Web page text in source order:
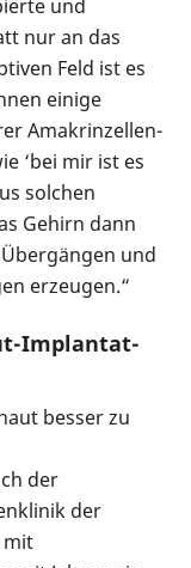
und
nur an das
Feld ist es
einige
Amakrinzellen-
‘bei mir ist es
solchen
Gehirn dann
und
erzeugen.“
Implantat-
besser zu
der
der
mit